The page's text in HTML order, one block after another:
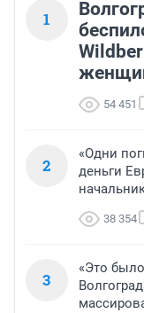
1
54 451
2
«Одни
деньги
38 354
3
«Это